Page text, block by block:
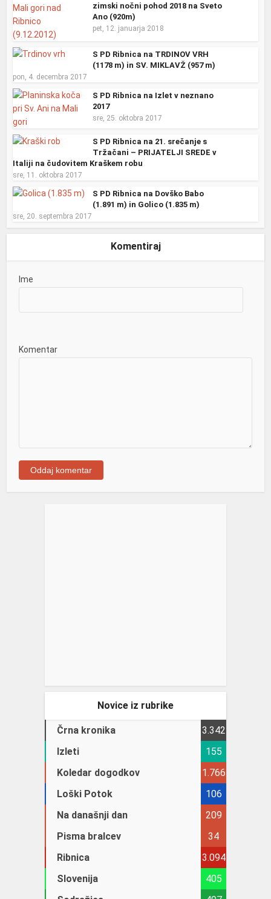
zimski nočni pohod 2018 na Sveto
Ano (920m)
pet, 12. januarja 2018
S PD Ribnica na TRDINOV VRH
(1178 m) in SV. MIKLAVŽ (957 m)
pon, 4. decembra 2017
S PD Ribnica na Izlet v neznano
2017
sre, 25. oktobra 2017
S PD Ribnica na 21. srečanje s
Tržačani – PRIJATELJI SREDE v
Italiji na čudovitem Kraškem robu
sre, 11. oktobra 2017
S PD Ribnica na Dovško Babo
(1.891 m) in Golico (1.835 m)
sre, 20. septembra 2017
Komentiraj
Ime
Komentar
Novice iz rubrike
Črna kronika
3.342
Izleti
155
Koledar dogodkov
1.766
Loški Potok
106
Na današnji dan
209
Pisma bralcev
34
Ribnica
3.094
Slovenija
405